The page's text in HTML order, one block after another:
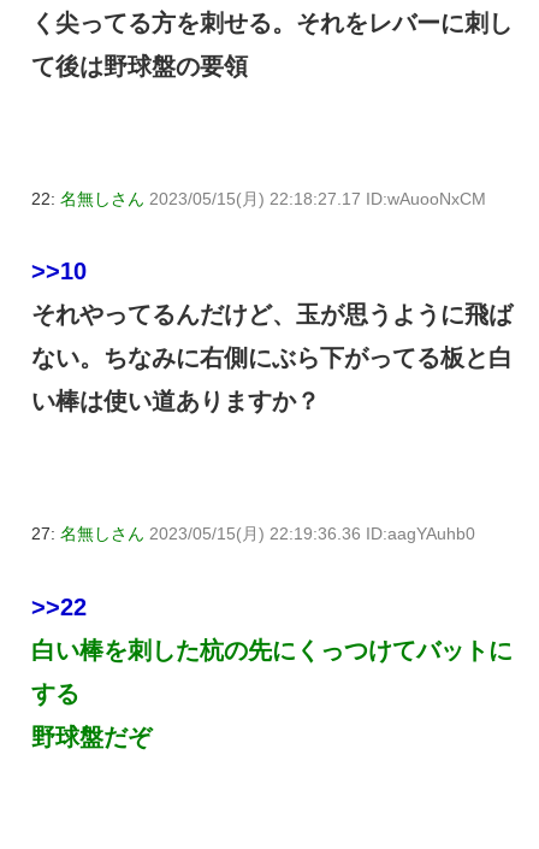
く尖ってる方を刺せる。それをレバーに刺し
て後は野球盤の要領
22: 名無しさん 2023/05/15(月) 22:18:27.17 ID:wAuooNxCM
>>10
それやってるんだけど、玉が思うように飛ば
ない。ちなみに右側にぶら下がってる板と白
い棒は使い道ありますか？
27: 名無しさん 2023/05/15(月) 22:19:36.36 ID:aagYAuhb0
>>22
白い棒を刺した杭の先にくっつけてバットに
する
野球盤だぞ